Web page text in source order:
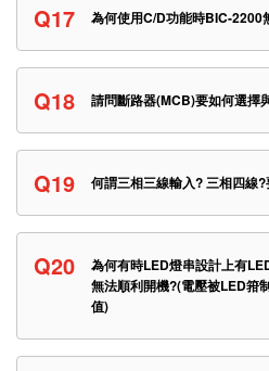
Q17 為何使用C/D功能時BIC-2200
Q18 請問斷路器(MCB)要如何選擇
Q19 何謂三相三線輸入? 三相四線
Q20
為何有時LED燈串設計上有
無法順利開機?(電壓被LED箝
值)